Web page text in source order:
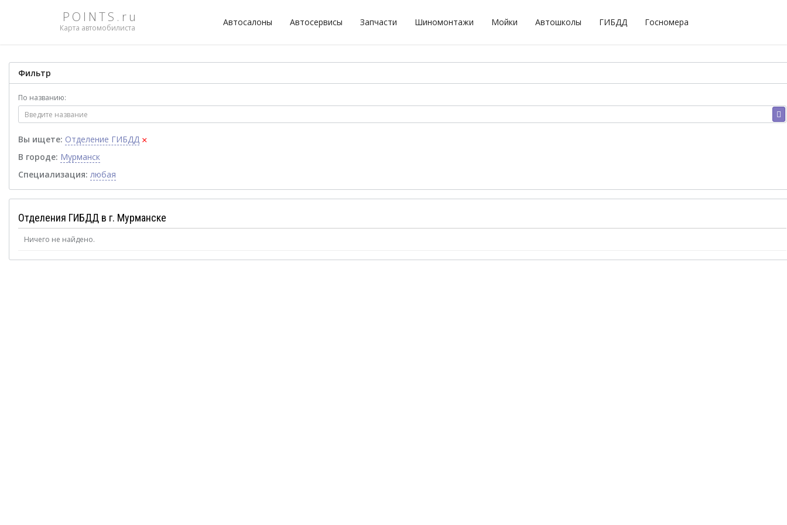
POINTS.ru
Карта автомобилиста
Автосалоны Автосервисы Запчасти Шиномонтажи Мойки Автошколы ГИБДД Госномера
Фильтр
По названию:
Вы ищете: Отделение ГИБДД ×
В городе: Мурманск
Специализация: любая
Отделения ГИБДД в г. Мурманске
Ничего не найдено.